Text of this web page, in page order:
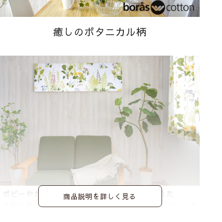
癒しのボタニカル柄
ポピーやカラーなど、たくさんの花々が描かれた
北欧の美しい自然を感じられるデザインのファブリック
商品説明を詳しく見る